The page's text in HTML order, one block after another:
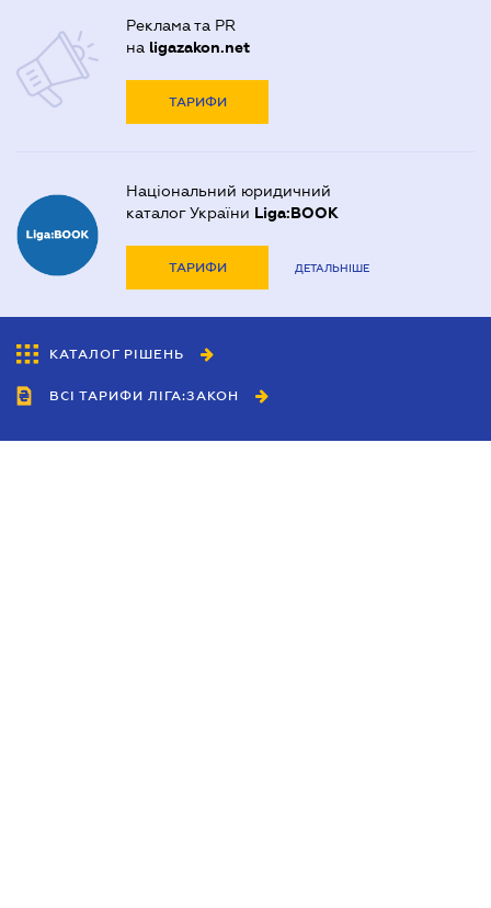
Реклама та PR
на ligazakon.net
ТАРИФИ
Національний юридичний
каталог України Liga:BOOK
ТАРИФИ ДЕТАЛЬНІШЕ
КАТАЛОГ РІШЕНЬ
ВСІ ТАРИФИ ЛІГА:ЗАКОН